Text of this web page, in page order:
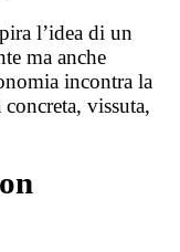
l’idea di un
ma anche
incontra la
vissuta,